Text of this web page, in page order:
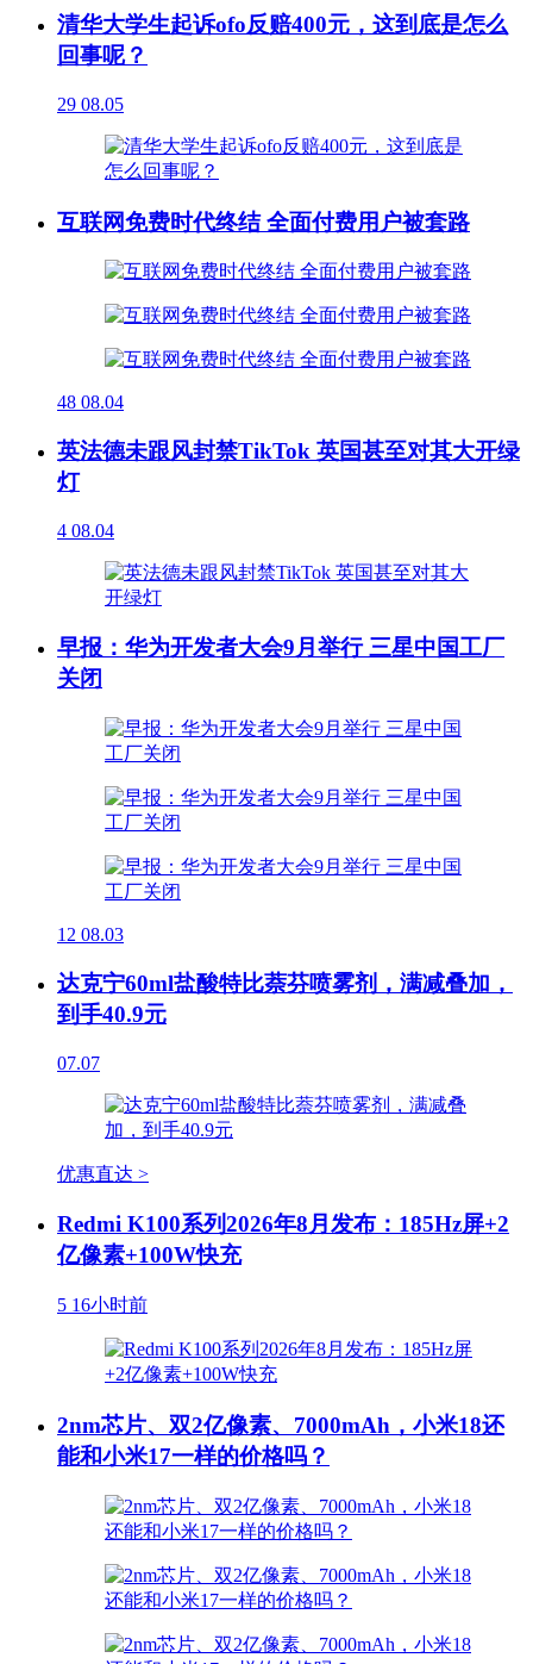
清华大学生起诉ofo反赔400元，这到底是怎么
回事呢？
29 08.05
互联网免费时代终结 全面付费用户被套路
48 08.04
英法德未跟风封禁TikTok 英国甚至对其大开绿
灯
4 08.04
早报：华为开发者大会9月举行 三星中国工厂
关闭
12 08.03
达克宁60ml盐酸特比萘芬喷雾剂，满减叠加，
到手40.9元
07.07
优惠直达 >
Redmi K100系列2026年8月发布：185Hz屏+2
亿像素+100W快充
5 16小时前
2nm芯片、双2亿像素、7000mAh，小米18还
能和小米17一样的价格吗？